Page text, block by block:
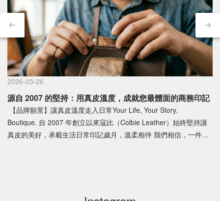
2026-03-26
源自 2007 的堅持：用真皮溫度，成就您最體面的商務印記
【品牌願景】讓真皮溫度走入日常Your Life, Your Story.
Boutique. 自 2007 年創立以來寇比（Colbie Leather）始終堅持讓
真皮的美好，承載生活日常印記歲月，溫柔相伴 我們相信，一件好
計：專業設計團隊，在實用與美感間取得完美平衡。